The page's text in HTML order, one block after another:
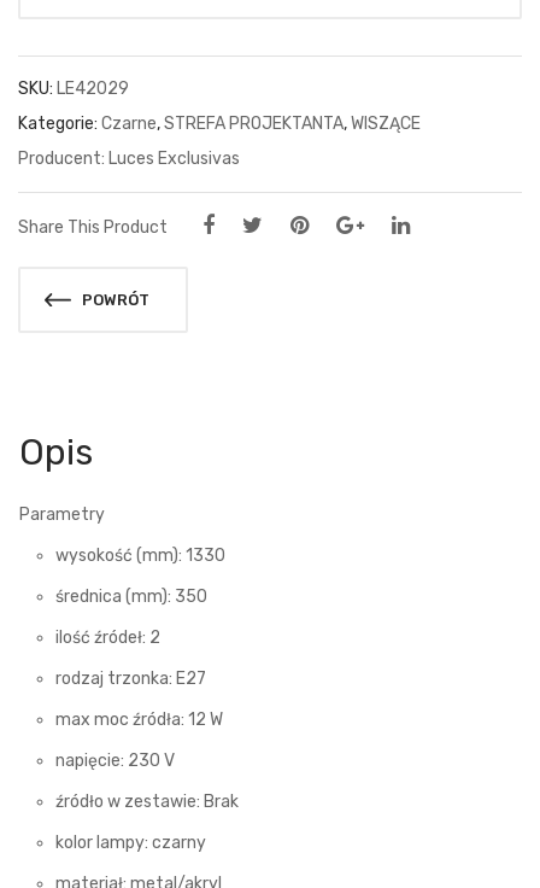
SKU: LE42029
Kategorie: Czarne,STREFA PROJEKTANTA,WISZĄCE
Luces Exclusivas
Share This Product
POWRÓT
Opis
Parametry
wysokość (mm): 1330
średnica (mm): 350
ilość źródeł: 2
rodzaj trzonka: E27
max moc źródła: 12 W
napięcie: 230 V
źródło w zestawie: Brak
kolor lampy: czarny
materiał: metal/akryl